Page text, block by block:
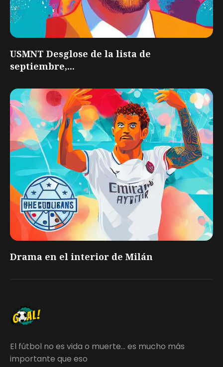
USMNT Desglose de la lista de
septiembre,...
Drama en el interior de Milán
El fútbol no es vida o muerte... es mucho más
importante que eso